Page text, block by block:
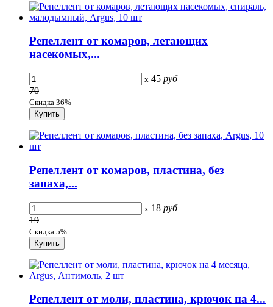
Репеллент от комаров, летающих
насекомых,...
x 45 руб
70
Скидка 36%
Репеллент от комаров, пластина, без
запаха,...
x 18 руб
19
Скидка 5%
Репеллент от моли, пластина, крючок на 4...